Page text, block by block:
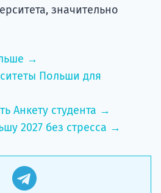
значительно
→
Польши для
Анкету студента →
2027 без стресса →